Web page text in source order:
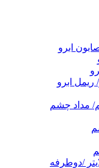
ابرو
ریمل ابرو
مداد چشم
/دوطرفه